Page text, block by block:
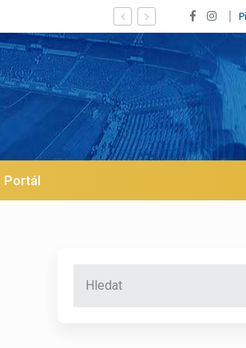
trh už v lednu? | BALETKY #33
Portál